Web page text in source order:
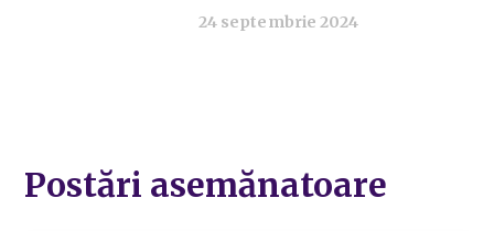
24 septembrie 2024
Postări asemănatoare